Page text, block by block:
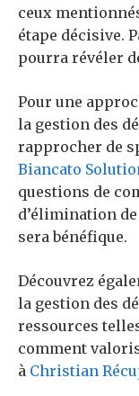
ceux
étape décisive.
pourra révéler
Pour une
la gestion des
rapprocher de
Biancato
questions de
d’élimination
sera bénéfique.
Découvrez
la gestion des
ressources
comment
à Christian